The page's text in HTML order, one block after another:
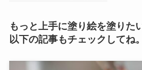
もっと上手に塗り絵を塗りた
以下の記事もチェックしてね。